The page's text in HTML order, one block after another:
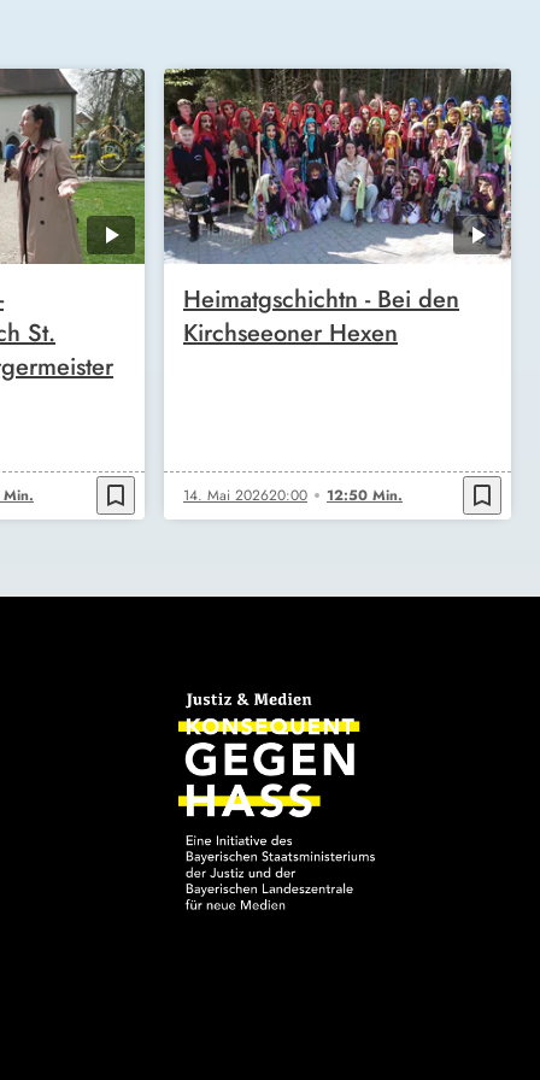
St.
bookmark_border
Heimatgschichtn - Bei den
Kirchseeoner Hexen
14. Mai 202620:00 12:50 Min. bookmark_border